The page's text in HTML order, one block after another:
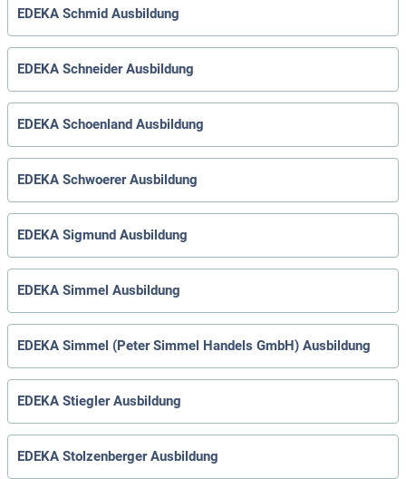
EDEKA Schmid Ausbildung
EDEKA Schneider Ausbildung
EDEKA Schoenland Ausbildung
EDEKA Schwoerer Ausbildung
EDEKA Sigmund Ausbildung
EDEKA Simmel Ausbildung
EDEKA Simmel (Peter Simmel Handels GmbH) Ausbildung
EDEKA Stiegler Ausbildung
EDEKA Stolzenberger Ausbildung